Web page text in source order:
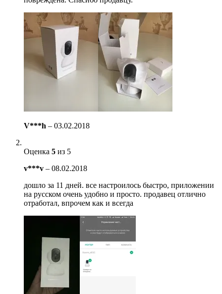
V***h – 03.02.2018
Оценка 5 из 5
v***v – 08.02.2018
дошло за 11 дней. все настроилось быстро, приложении
на русском очень удобно и просто. продавец отлично
отработал, впрочем как и всегда